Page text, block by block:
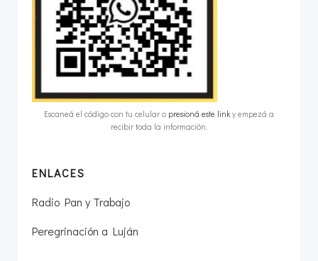
Escaneá el código con tu celular o presioná este link y empezá a
recibir toda la información.
ENLACES
Radio Pan y Trabajo
Peregrinación a Luján